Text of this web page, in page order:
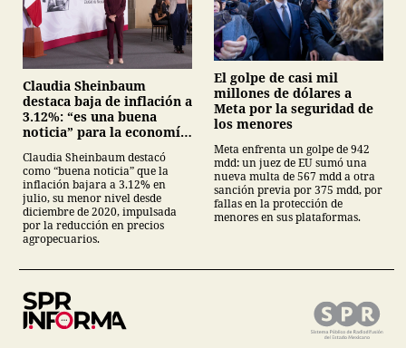
Claudia Sheinbaum
destaca baja de inflación a
3.12%: “es una buena
noticia” para la economía
Claudia Sheinbaum destacó
como “buena noticia” que la
inflación bajara a 3.12% en
julio, su menor nivel desde
diciembre de 2020, impulsada
por la reducción en precios
agropecuarios.
El golpe de casi mil
millones de dólares a
Meta por la seguridad de
los menores
Meta enfrenta un golpe de 942
mdd: un juez de EU sumó una
nueva multa de 567 mdd a otra
sanción previa por 375 mdd, por
fallas en la protección de
menores en sus plataformas.